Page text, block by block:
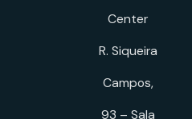
Center
R. Siqueira
Campos,
93 – Sala